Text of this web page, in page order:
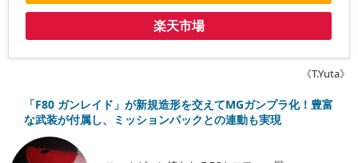
楽天市場
《T.Yuta》
「F80 ガンレイド」が新規造形を交えてMGガンプラ化！豊富
な武装が付属し、ミッションパックとの連動も実現